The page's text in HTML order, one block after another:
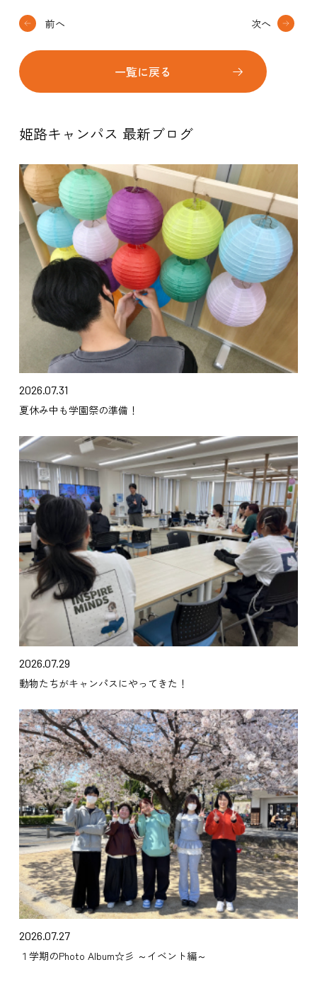
前へ
一覧に戻る
次へ
姫路キャンパス 最新ブログ
2026.07.31
夏休み中も学園祭の準備！
2026.07.29
動物たちがキャンパスにやってきた！
2026.07.27
１学期のPhoto Album☆彡 ～イベント編～